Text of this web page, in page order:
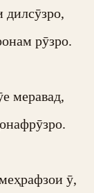
рӯзро.
меравад,
ӯ,